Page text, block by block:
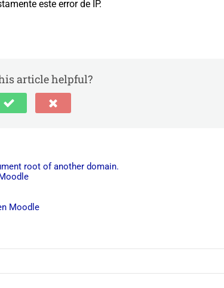
este error de IP.
article helpful?
root of another domain.
Moodle